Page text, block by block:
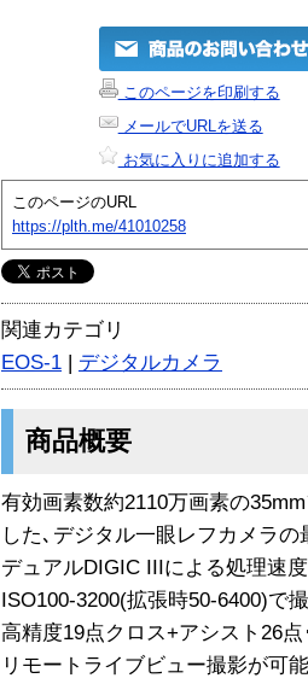
このページを印刷する
メールでURLを送る
お気に入りに追加する
このページのURL
https://plth.me/41010258
関連カテゴリ
EOS-1 | デジタルカメラ
商品概要
有効画素数約2110万画素の
した､デジタル一眼レフカメラの
デュアルDIGIC IIIによる処理速
ISO100-3200(拡張時50-6400)で
高精度19点クロス+アシスト26
リモートライブビュー撮影が可